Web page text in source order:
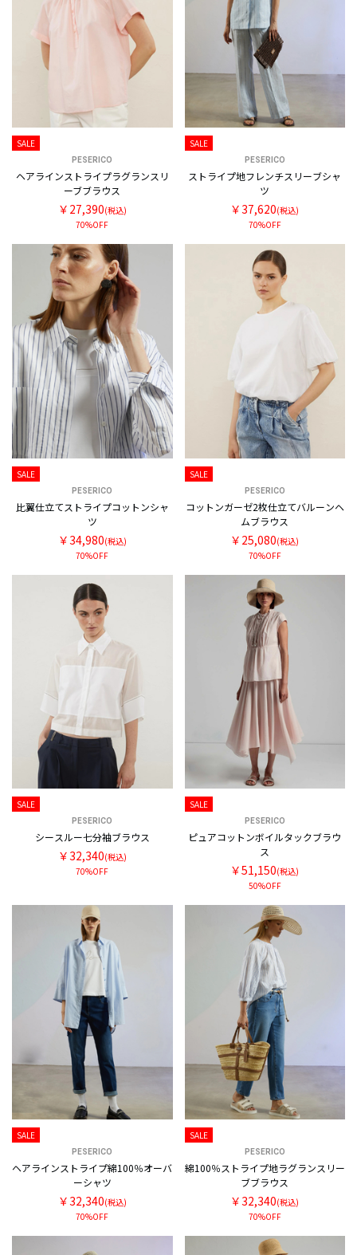
SALE
PESERICO
ヘアラインストライプラグランスリ
ーブブラウス
￥27,390(税込)
70%OFF
SALE
PESERICO
ストライプ地フレンチスリーブシャ
ツ
￥37,620(税込)
70%OFF
SALE
PESERICO
比翼仕立てストライプコットンシャ
ツ
￥34,980(税込)
70%OFF
SALE
PESERICO
コットンガーゼ2枚仕立てバルーンヘ
ムブラウス
￥25,080(税込)
70%OFF
SALE
PESERICO
シースルー七分袖ブラウス
￥32,340(税込)
70%OFF
SALE
PESERICO
ピュアコットンボイルタックブラウ
ス
￥51,150(税込)
50%OFF
SALE
PESERICO
ヘアラインストライプ綿100％オーバ
ーシャツ
￥32,340(税込)
70%OFF
SALE
PESERICO
綿100％ストライプ地ラグランスリー
ブブラウス
￥32,340(税込)
70%OFF